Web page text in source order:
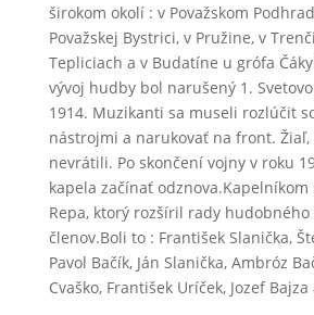
širokom okolí : v Považskom
Považskej Bystrici, v Pružine, v
Tepliciach a v Budatíne u grófa
vývoj hudby bol narušený 1.
1914. Muzikanti sa museli rozlúčit
nástrojmi a narukovať na front.
nevrátili. Po skončení vojny v roku
kapela začínať odznova.Kapelníkom
Repa, ktorý rozšíril rady hudobného
členov.Boli to : František Slanička,
Pavol Bačík, Ján Slanička, Ambróz
Cvaško, František Uríček, Jozef